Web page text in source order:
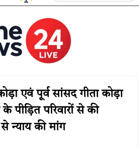
एवं पूर्व सांसद गीता कोड़ा
पीड़ित परिवारों से की
न्याय की मांग